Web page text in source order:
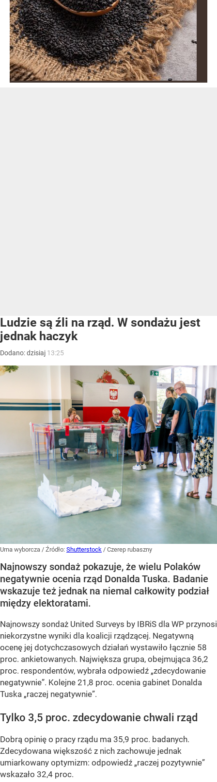
Ludzie są źli na rząd. W sondażu jest
jednak haczyk
Dodano:dzisiaj 13:25
Urna wyborcza / Źródło: Shutterstock / Czerep rubaszny
Najnowszy sondaż pokazuje, że wielu Polaków
negatywnie ocenia rząd Donalda Tuska. Badanie
wskazuje też jednak na niemal całkowity podział
między elektoratami.
Najnowszy sondaż United Surveys by IBRiS dla WP przynosi
niekorzystne wyniki dla koalicji rządzącej. Negatywną
ocenę jej dotychczasowych działań wystawiło łącznie 58
proc. ankietowanych. Największa grupa, obejmująca 36,2
proc. respondentów, wybrała odpowiedź „zdecydowanie
negatywnie”. Kolejne 21,8 proc. ocenia gabinet Donalda
Tuska „raczej negatywnie”.
Tylko 3,5 proc. zdecydowanie chwali rząd
Dobrą opinię o pracy rządu ma 35,9 proc. badanych.
Zdecydowana większość z nich zachowuje jednak
umiarkowany optymizm: odpowiedź „raczej pozytywnie”
wskazało 32,4 proc.